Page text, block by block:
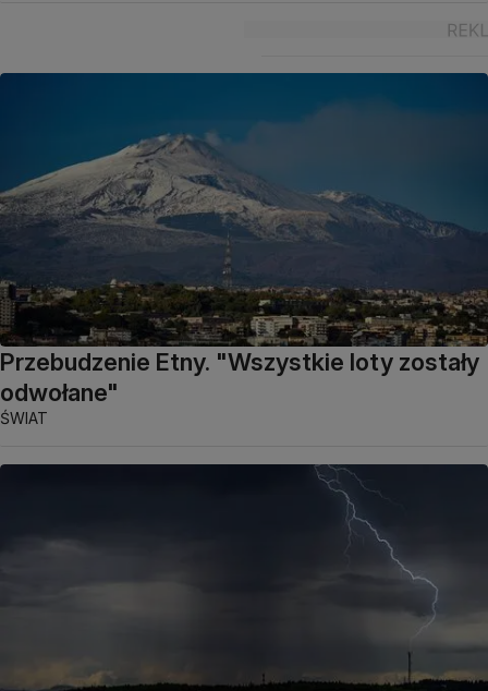
Przebudzenie Etny. "Wszystkie loty zostały
odwołane"
ŚWIAT